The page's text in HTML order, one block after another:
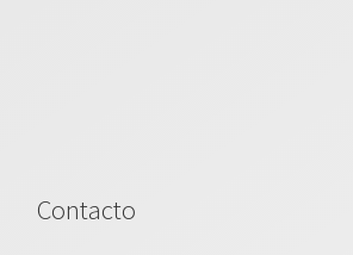
Contacto